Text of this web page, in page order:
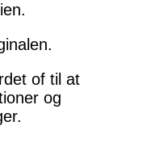
of til at
og